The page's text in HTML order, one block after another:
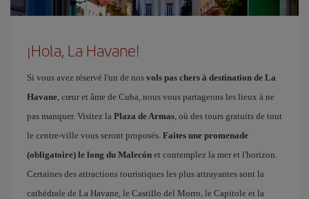
¡Hola, La Havane!
Si vous avez réservé l'un de nos vols pas chers à destination de La
Havane, cœur et âme de Cuba, nous vous partageons les lieux à ne
pas manquer. Visitez la Plaza de Armas, où des tours gratuits de tout
le centre-ville vous seront proposés. Faites une promenade
(obligatoire) le long du Malecón et contemplez la mer et l'horizon.
Certaines des attractions touristiques les plus attrayantes sont la
cathédrale de La Havane, le Castillo del Morro, le Capitole et la